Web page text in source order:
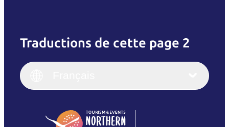
Traductions de cette page 2
English
Italiano